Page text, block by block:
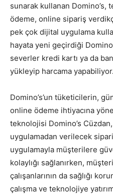
sunarak kullanan Domino’s,
ödeme, online sipariş
pek çok dijital uygulama
hayata yeni geçirdiği
severler kredi kartı ya da
yükleyip harcama yapabiliyor.
Domino’s’un tüketicilerin,
online ödeme ihtiyacına
teknolojisi Domino’s
uygulamadan verilecek
uygulamayla müşterilere
kolaylığı sağlanırken,
çalışanlarının da sağlığı
çalışma ve teknolojiye